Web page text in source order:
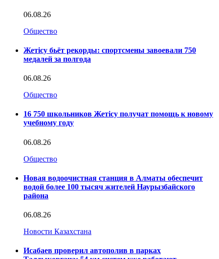
06.08.26
Общество
Жетісу бьёт рекорды: спортсмены завоевали 750
медалей за полгода
06.08.26
Общество
16 750 школьников Жетісу получат помощь к новому
учебному году
06.08.26
Общество
Новая водоочистная станция в Алматы обеспечит
водой более 100 тысяч жителей Наурызбайского
района
06.08.26
Новости Казахстана
Исабаев проверил автополив в парках